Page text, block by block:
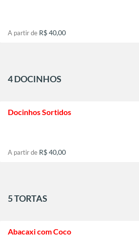
A partir de R$ 40,00
4 DOCINHOS
Docinhos Sortidos
A partir de R$ 40,00
5 TORTAS
Abacaxi com Coco